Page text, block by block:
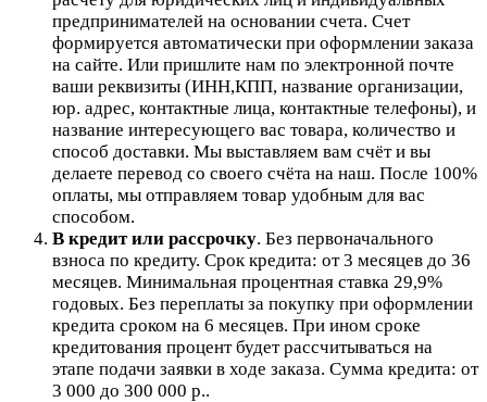
предпринимателей на основании счета. Счет
формируется автоматически при оформлении заказа
на сайте. Или пришлите нам по электронной почте
ваши реквизиты (ИНН,КПП, название организации,
юр. адрес, контактные лица, контактные телефоны), и
название интересующего вас товара, количество и
способ доставки. Мы выставляем вам счёт и вы
делаете перевод со своего счёта на наш. После 100%
оплаты, мы отправляем товар удобным для вас
способом.
В кредит или рассрочку. Без первоначального
взноса по кредиту. Срок кредита: от 3 месяцев до 36
месяцев. Минимальная процентная ставка 29,9%
годовых. Без переплаты за покупку при оформлении
кредита сроком на 6 месяцев. При ином сроке
кредитования процент будет рассчитываться на
этапе подачи заявки в ходе заказа. Сумма кредита: от
3 000 до 300 000 р..